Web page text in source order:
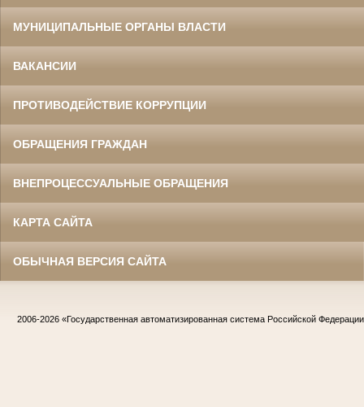
МУНИЦИПАЛЬНЫЕ ОРГАНЫ ВЛАСТИ
ВАКАНСИИ
ПРОТИВОДЕЙСТВИЕ КОРРУПЦИИ
ОБРАЩЕНИЯ ГРАЖДАН
ВНЕПРОЦЕССУАЛЬНЫЕ ОБРАЩЕНИЯ
КАРТА САЙТА
ОБЫЧНАЯ ВЕРСИЯ САЙТА
2006-2026 «Государственная автоматизированная система Российской